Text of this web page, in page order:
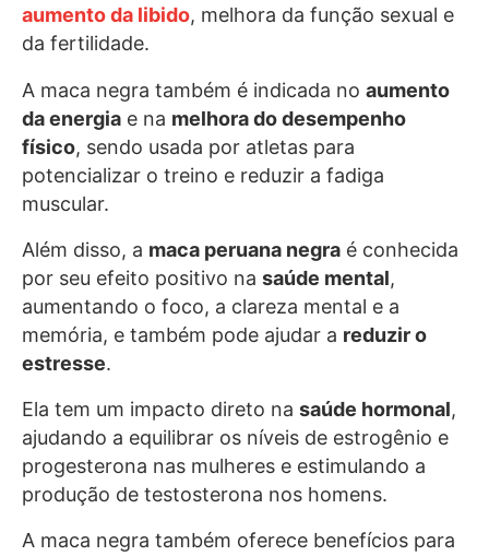
aumento da libido, melhora da função sexual e
da fertilidade.
A maca negra também é indicada no aumento
da energia e na melhora do desempenho
físico, sendo usada por atletas para
potencializar o treino e reduzir a fadiga
muscular.
Além disso, a maca peruana negra é conhecida
por seu efeito positivo na saúde mental,
aumentando o foco, a clareza mental e a
memória, e também pode ajudar a reduzir o
estresse.
Ela tem um impacto direto na saúde hormonal,
ajudando a equilibrar os níveis de estrogênio e
progesterona nas mulheres e estimulando a
produção de testosterona nos homens.
A maca negra também oferece benefícios para